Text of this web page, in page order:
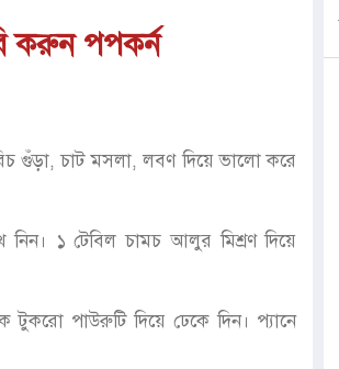
করুন পপকর্ন
গুঁড়া, চাট মসলা, লবণ দিয়ে ভালো করে
১ টেবিল চামচ আলুর মিশ্রণ দিয়ে
পাউরুটি দিয়ে ঢেকে দিন। প্যানে